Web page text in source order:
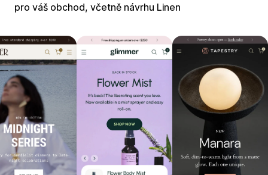
pro váš obchod, včetně návrhu Linen